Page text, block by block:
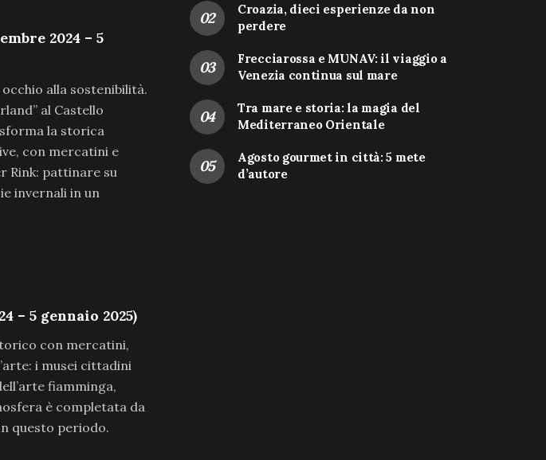
2024 – 5
alla sostenibilità.
al Castello
la storica
con mercatini e
Rink: pattinare su
invernali in un
– 5 gennaio 2025)
con mercatini,
i musei cittadini
fiamminga,
è completata da
questo periodo.
Croazia, dieci esperienze da non
perdere
Frecciarossa e MUNAV: il viaggio a
Venezia continua sul mare
Tra mare e storia: la magia del
Mediterraneo Orientale
Agosto gourmet in città: 5 mete
d’autore